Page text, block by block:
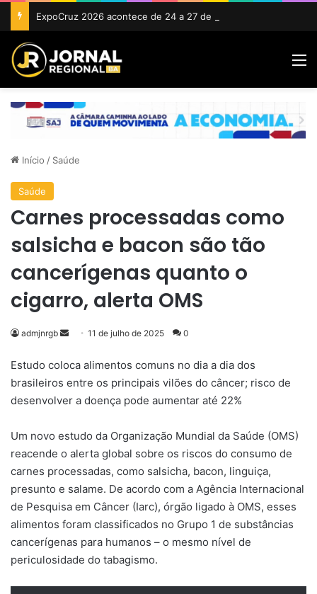
Início / Saúde
Saúde
Carnes processadas como
salsicha e bacon são tão
cancerígenas quanto o
cigarro, alerta OMS
admjnrgb
Mande
e-
mail
11 de julho de 2025 0
Estudo coloca alimentos comuns no dia a dia dos
brasileiros entre os principais vilões do câncer; risco de
desenvolver a doença pode aumentar até 22%
Um novo estudo da Organização Mundial da Saúde (OMS)
reacende o alerta global sobre os riscos do consumo de
carnes processadas, como salsicha, bacon, linguiça,
presunto e salame. De acordo com a Agência Internacional
de Pesquisa em Câncer (Iarc), órgão ligado à OMS, esses
alimentos foram classificados no Grupo 1 de substâncias
cancerígenas para humanos – o mesmo nível de
periculosidade do tabagismo.